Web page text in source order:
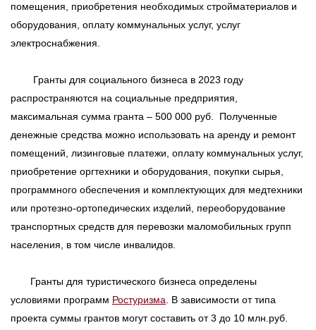
помещения, приобретения необходимых стройматериалов и
оборудования, оплату коммунальных услуг, услуг
электроснабжения.
Гранты для социального бизнеса в 2023 году
распространяются на социальные предприятия,
максимальная сумма гранта – 500 000 руб. Полученные
денежные средства можно использовать на аренду и ремонт
помещений, лизинговые платежи, оплату коммунальных услуг,
приобретение оргтехники и оборудования, покупки сырья,
программного обеспечения и комплектующих для медтехники
или протезно-ортопедических изделий, переоборудование
транспортных средств для перевозки маломобильных групп
населения, в том числе инвалидов.
Гранты для туристического бизнеса определены
условиями программ Ростуризма . В зависимости от типа
проекта суммы грантов могут составить от 3 до 10 млн.руб.